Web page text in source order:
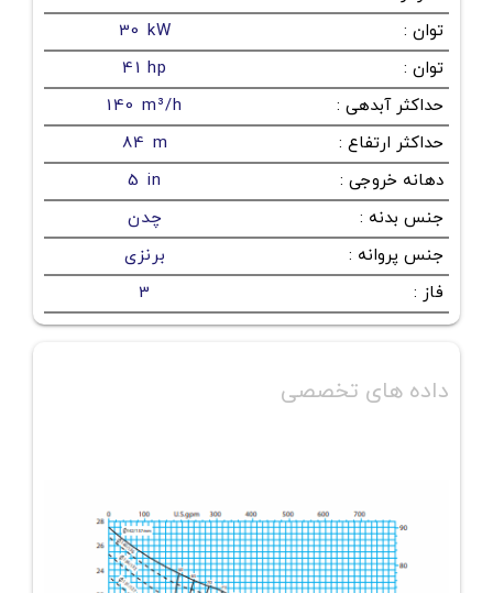
توان :
30 kW
توان :
41 hp
حداکثر آبدهی :
140 m³/h
حداکثر ارتفاع :
84 m
دهانه خروجی :
5 in
جنس بدنه :
چدن
جنس پروانه :
برنزی
فاز :
3
داده های تخصصی